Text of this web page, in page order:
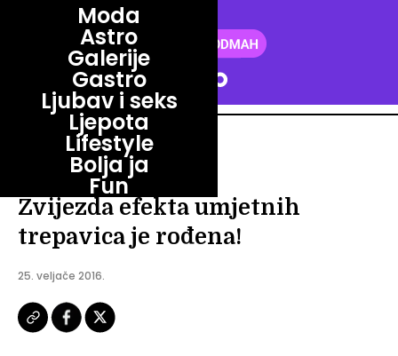
Moda
Astro
Galerije
Gastro
Ljubav i seks
Ljepota
Lifestyle
Bolja ja
Fun
LJEPOTA
Zvijezda efekta umjetnih
trepavica je rođena!
25. veljače 2016.